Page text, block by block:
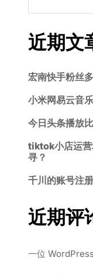
近期文
宏南快手粉丝
小米网易云音
今日头条播放
tiktok小店运
寻？
千川的账号注
近期评
一位